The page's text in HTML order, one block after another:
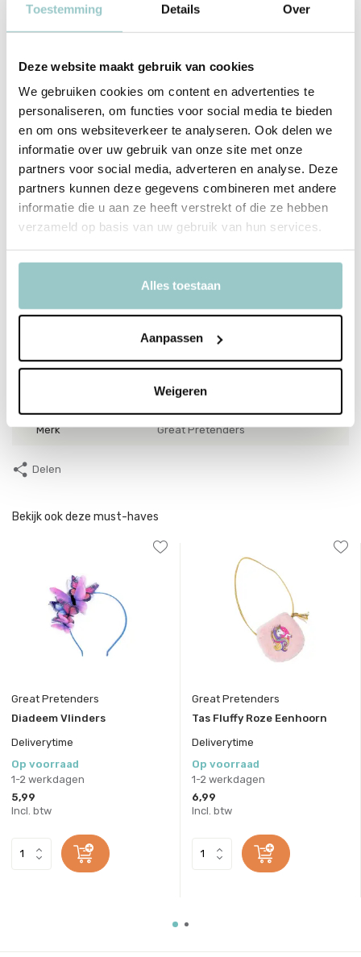
Toestemming Details Over
Deze website maakt gebruik van cookies
We gebruiken cookies om content en advertenties te
personaliseren, om functies voor social media te bieden
en om ons websiteverkeer te analyseren. Ook delen we
informatie over uw gebruik van onze site met onze
partners voor social media, adverteren en analyse. Deze
partners kunnen deze gegevens combineren met andere
informatie die u aan ze heeft verstrekt of die ze hebben
verzameld op basis van uw gebruik van hun services.
Alles toestaan
Aanpassen
Weigeren
Er was eens… een creatieve moeder in Canada die droomde van
speelgoed dat niet alleen mooi was, maar ook de fantasie
prikkelde. Zo ontstond Great Pretenders, een merk dat bekroond is
om zijn innovatieve ontwerpen. Verkledenmet Great Pretenders is
niet alleen leuk, maar stimuleert ook de fantasie, het
zelfvertrouwen en de ontwikkeling van kinderen. Met duurzame
materialen en eerlijke productieprocessen combineert het merk
betoverendekostuums met een bewuste keuze voor een betere
wereld.
SKU 83321
0771877833212
Merk Great Pretenders
Delen
Bekijk ook deze must-haves
Great Pretenders
Diadeem Vlinders
Deliverytime
Op voorraad
1-2 werkdagen
5,99
Incl. btw
Great Pretenders
Tas Fluffy Roze Eenhoorn
Deliverytime
Op voorraad
1-2 werkdagen
6,99
Incl. btw